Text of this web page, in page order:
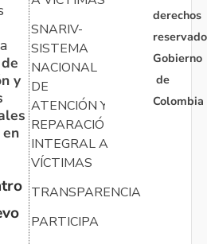
y
SNARIV-
SISTEMA
NACIONAL
DE
ATENCIÓN Y
REPARACIÓN
INTEGRAL A
VÍCTIMAS
TRANSPARENCIA
PARTICIPA
derechos
Gobierno
de
Colombia